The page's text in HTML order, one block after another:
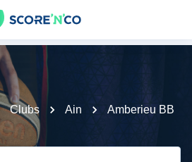
Clubs Ain
Amberieu BB